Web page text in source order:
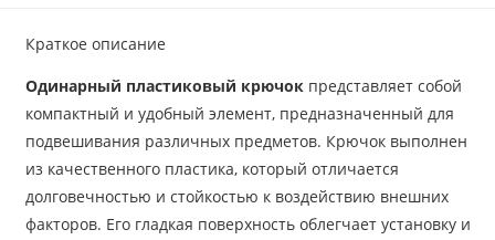
Краткое описание
Одинарный пластиковый крючокпредставляет собой
компактный и удобный элемент, предназначенный для
подвешивания различных предметов. Крючок выполнен
из качественного пластика, который отличается
долговечностью и стойкостью к воздействию внешних
факторов. Его гладкая поверхность облегчает установку и